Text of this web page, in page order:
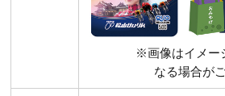
※画像はイメージ
なる場合が